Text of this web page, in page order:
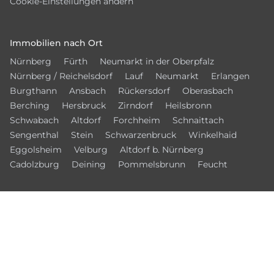
Immobilien nach Ort
Nürnberg
Fürth
Neumarkt in der Oberpfalz
Nürnberg / Reichelsdorf
Lauf Neumarkt
Erlangen
Burgthann
Ansbach Rückersdorf
Oberasbach
Berching
Hersbruck Zirndorf
Heilsbronn
Schwabach
Altdorf Forchheim
Schnaittach
Sengenthal
Stein Schwarzenbruck
Winkelhaid
Eggolsheim
Velburg
Altdorf b. Nürnberg
Cadolzburg
Deining Pommelsbrunn Feucht